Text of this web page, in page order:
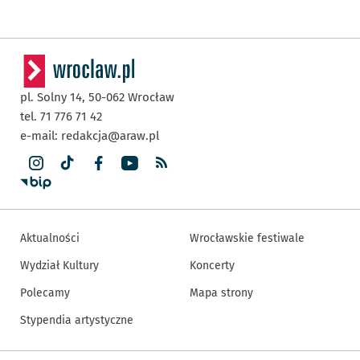
pl. Solny 14, 50-062 Wrocław
tel. 71 776 71 42
e-mail: redakcja@araw.pl
Aktualności
Wydział Kultury
Polecamy
Stypendia artystyczne
Wrocławskie festiwale
Koncerty
Mapa strony